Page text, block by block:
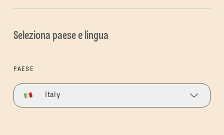
Seleziona paese e lingua
PAESE
Italy